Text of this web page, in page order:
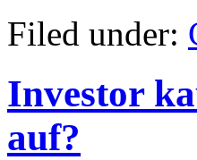
Filed under:
Investor
auf?